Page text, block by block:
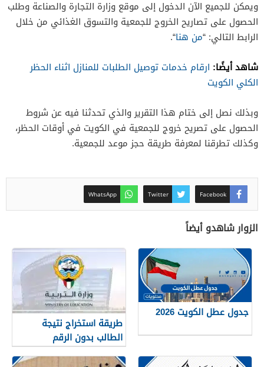
ويمكن للجميع الآن الدخول إلى موقع وزارة التجارة والصناعة وطلب
الحصول على تصاريح الخروج للجمعية والتسوق الغذائي من خلال
الرابط التالي: “من هنا“.
شاهد أيضًا: ارقام خدمات توصيل الطلبات للمنازل اثناء الحظر
الكلي الكويت
وبذلك نصل إلى ختام هذا التقرير والذي تحدثنا فيه عن شروط
الحصول على تصريح خروج للجمعية في الكويت في أوقات الحظر،
وكذلك تطرقنا لمعرفة طريقة حجز موعد للجمعية.
Facebook
Twitter
WhatsApp
الزوار شاهدو أيضاً
جدول عطل الكويت 2026
طريقة استخراج نتيجة
الطالب بدون الرقم
التسلسلي في الكويت